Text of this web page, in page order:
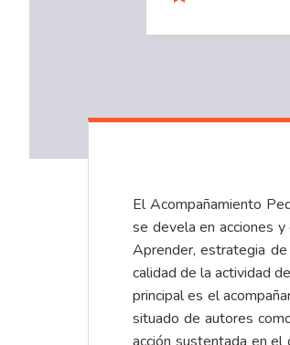
El Acompañamiento
se devela en acciones
Aprender, estrategia
calidad de la actividad
principal es el
situado de autores